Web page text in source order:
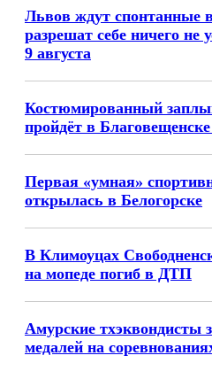
Львов ждут спонтанные
разрешат себе ничего не
9 августа
Костюмированный
пройдёт в
Первая «умная»
открылась в Белогорске
В Климоуцах
на мопеде погиб в ДТП
Амурские тхэквондисты
медалей на